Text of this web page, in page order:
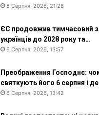
8 Серпня, 2026, 21:28
ЄС продовжив тимчасовий
українців до 2028 року та…
6 Серпня, 2026, 13:57
Преображення Господнє:
святкують його 6 серпня і
6 Серпня, 2026, 13:42